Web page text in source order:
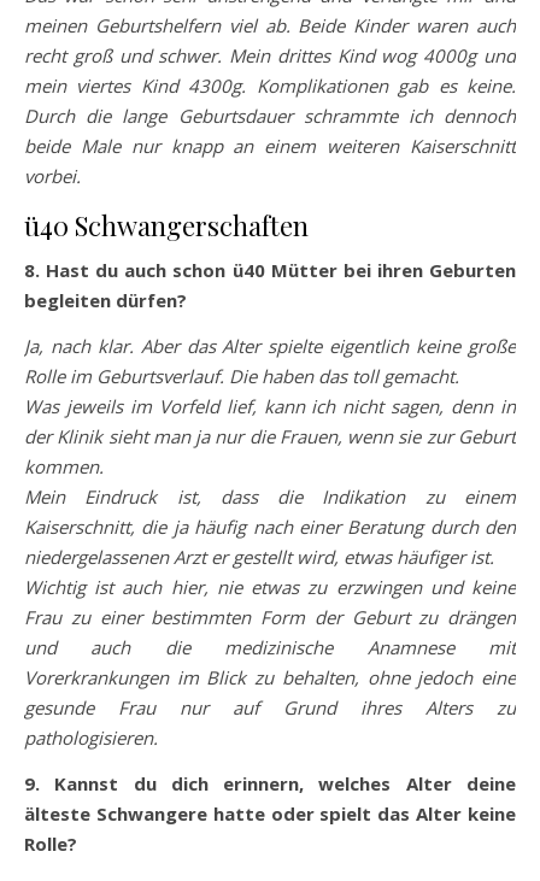
meinen Geburtshelfern viel ab. Beide Kinder waren auch
recht groß und schwer. Mein drittes Kind wog 4000g und
mein viertes Kind 4300g. Komplikationen gab es keine.
Durch die lange Geburtsdauer schrammte ich dennoch
beide Male nur knapp an einem weiteren Kaiserschnitt
vorbei.
ü40 Schwangerschaften
8. Hast du auch schon ü40 Mütter bei ihren Geburten
begleiten dürfen?
Ja, nach klar. Aber das Alter spielte eigentlich keine große
Rolle im Geburtsverlauf. Die haben das toll gemacht.
Was jeweils im Vorfeld lief, kann ich nicht sagen, denn in
der Klinik sieht man ja nur die Frauen, wenn sie zur Geburt
kommen.
Mein Eindruck ist, dass die Indikation zu einem
Kaiserschnitt, die ja häufig nach einer Beratung durch den
niedergelassenen Arzt er gestellt wird, etwas häufiger ist.
Wichtig ist auch hier, nie etwas zu erzwingen und keine
Frau zu einer bestimmten Form der Geburt zu drängen
und auch die medizinische Anamnese mit
Vorerkrankungen im Blick zu behalten, ohne jedoch eine
gesunde Frau nur auf Grund ihres Alters zu
pathologisieren.
9. Kannst du dich erinnern, welches Alter deine
älteste Schwangere hatte oder spielt das Alter keine
Rolle?